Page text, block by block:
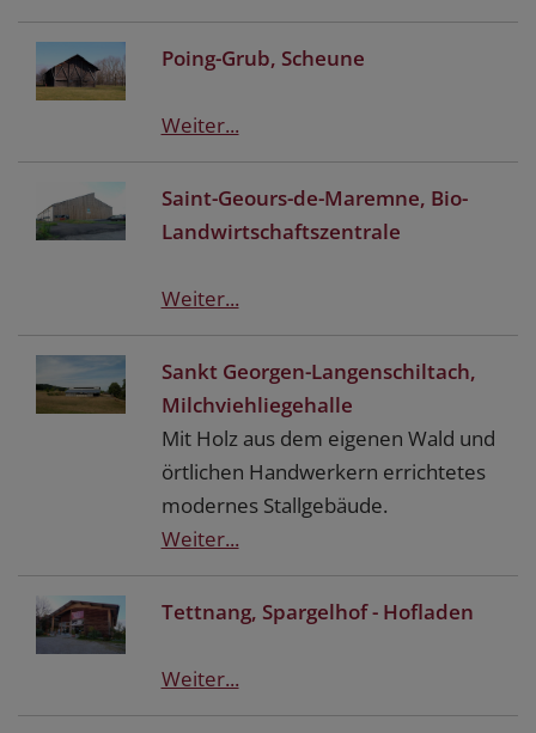
Poing-Grub, Scheune
Weiter...
Saint-Geours-de-Maremne, Bio-
Landwirtschaftszentrale
Weiter...
Sankt Georgen-Langenschiltach,
Milchviehliegehalle
Mit Holz aus dem eigenen Wald und
örtlichen Handwerkern errichtetes
modernes Stallgebäude.
Weiter...
Tettnang, Spargelhof - Hofladen
Weiter...